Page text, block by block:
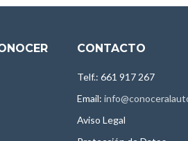
CONTACTO
Telf.: 661 917 267
Email:
Aviso Legal